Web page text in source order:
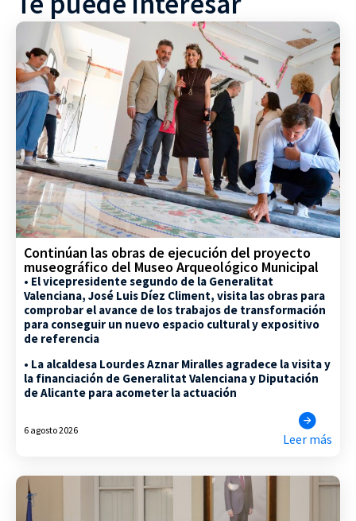
Continúan las obras de ejecución del proyecto
museográfico del Museo Arqueológico Municipal
• El vicepresidente segundo de la Generalitat
Valenciana, José Luis Díez Climent, visita las obras para
comprobar el avance de los trabajos de transformación
para conseguir un nuevo espacio cultural y expositivo
de referencia
• La alcaldesa Lourdes Aznar Miralles agradece la visita y
la financiación de Generalitat Valenciana y Diputación
de Alicante para acometer la actuación
6 agosto 2026
Leer más